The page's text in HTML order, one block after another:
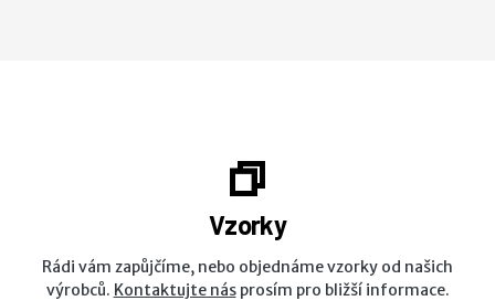
Vzorky
Rádi vám zapůjčíme, nebo objednáme vzorky od našich
výrobců. Kontaktujte násprosím pro bližší informace.